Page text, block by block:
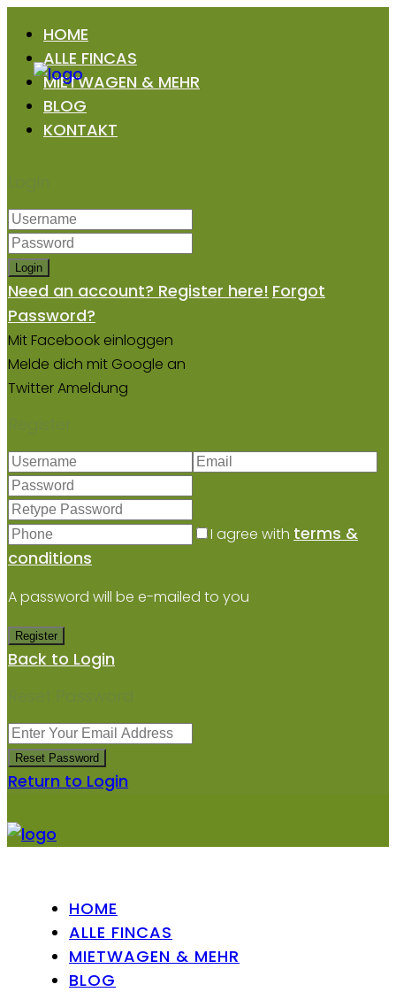
HOME
ALLE FINCAS
MIETWAGEN & MEHR
BLOG
KONTAKT
Login
Login
Need an account? Register here! Forgot
Password?
Mit Facebook einloggen
Melde dich mit Google an
Twitter Ameldung
Register
I agree with terms &
conditions
A password will be e-mailed to you
Register
Back to Login
Reset Password
Reset Password
Return to Login
HOME
ALLE FINCAS
MIETWAGEN & MEHR
BLOG